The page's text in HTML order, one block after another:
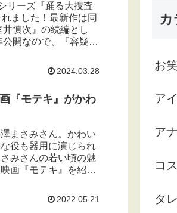
リーズ『踊る大捜査
ました！最新作は同
慎次』の続編とし
開なので、『容疑者
2024.03.28
『モテキ』がかわ
まさみさん。かわい
役も器用に演じられ
みさんの若い頃の魅
画『モテキ』を紹介
2022.05.21
お
ア
ア
コ
タ